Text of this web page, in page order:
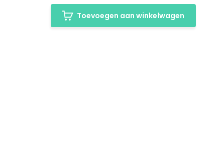
Toevoegen aan winkelwagen